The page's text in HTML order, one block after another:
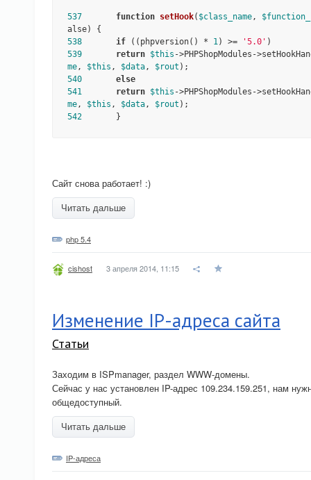
537 function setHook( $class_name,
alse)
538
if ((phpversion() * 1) >= '5.0'
539
return $this ->PHPShopModules-
me, $this , $data, $rout
540
else
541
return $this ->PHPShopModules-
me, $this , $data, $rout
542
       }
Сайт снова работает! :)
Читать дальше
php 5.4
cishost 3 апреля 2014, 11:15
Изменение IP-адреса сайта
Статьи
Заходим в ISPmanager, раздел WWW-домены.
Сейчас у нас установлен IP-адрес 109.234.159.251, нам
общедоступный.
Читать дальше
IP-адреса